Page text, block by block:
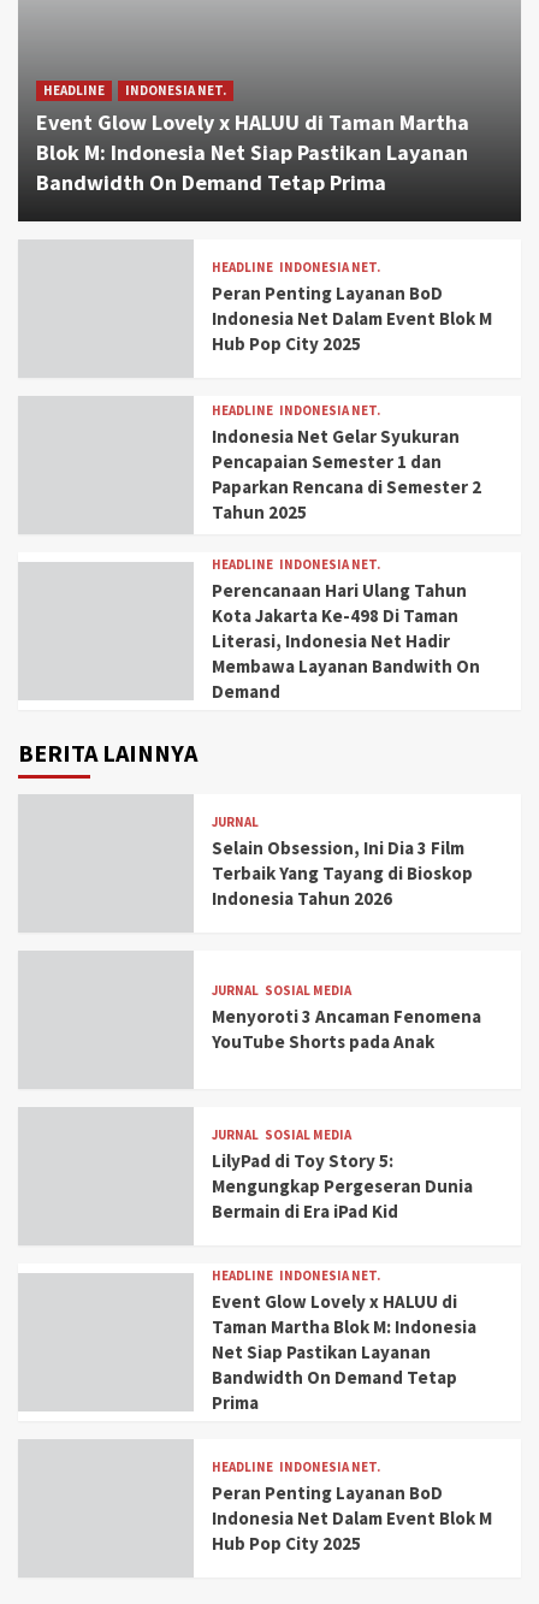
HEADLINE INDONESIA NET.
Event Glow Lovely x HALUU di Taman Martha
Blok M: Indonesia Net Siap Pastikan Layanan
Bandwidth On Demand Tetap Prima
HEADLINE INDONESIA NET.
Peran Penting Layanan BoD
Indonesia Net Dalam Event Blok M
Hub Pop City 2025
HEADLINE INDONESIA NET.
Indonesia Net Gelar Syukuran
Pencapaian Semester 1 dan
Paparkan Rencana di Semester 2
Tahun 2025
HEADLINE INDONESIA NET.
Perencanaan Hari Ulang Tahun
Kota Jakarta Ke-498 Di Taman
Literasi, Indonesia Net Hadir
Membawa Layanan Bandwith On
Demand
BERITA LAINNYA
JURNAL
Selain Obsession, Ini Dia 3 Film
Terbaik Yang Tayang di Bioskop
Indonesia Tahun 2026
JURNAL SOSIAL MEDIA
Menyoroti 3 Ancaman Fenomena
YouTube Shorts pada Anak
JURNAL SOSIAL MEDIA
LilyPad di Toy Story 5:
Mengungkap Pergeseran Dunia
Bermain di Era iPad Kid
HEADLINE INDONESIA NET.
Event Glow Lovely x HALUU di
Taman Martha Blok M: Indonesia
Net Siap Pastikan Layanan
Bandwidth On Demand Tetap
Prima
HEADLINE INDONESIA NET.
Peran Penting Layanan BoD
Indonesia Net Dalam Event Blok M
Hub Pop City 2025